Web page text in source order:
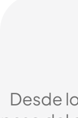
Desde